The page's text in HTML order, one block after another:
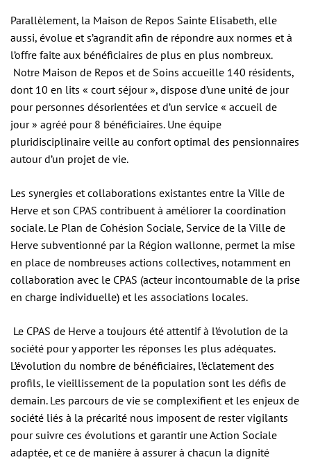
Parallèlement, la Maison de Repos Sainte Elisabeth, elle
aussi, évolue et s’agrandit afin de répondre aux normes et à
l’offre faite aux bénéficiaires de plus en plus nombreux.
Notre Maison de Repos et de Soins accueille 140 résidents,
dont 10 en lits « court séjour », dispose d’une unité de jour
pour personnes désorientées et d’un service « accueil de
jour » agréé pour 8 bénéficiaires. Une équipe
pluridisciplinaire veille au confort optimal des pensionnaires
autour d’un projet de vie.
Les synergies et collaborations existantes entre la Ville de
Herve et son CPAS contribuent à améliorer la coordination
sociale. Le Plan de Cohésion Sociale, Service de la Ville de
Herve subventionné par la Région wallonne, permet la mise
en place de nombreuses actions collectives, notamment en
collaboration avec le CPAS (acteur incontournable de la prise
en charge individuelle) et les associations locales.
Le CPAS de Herve a toujours été attentif à l’évolution de la
société pour y apporter les réponses les plus adéquates.
L’évolution du nombre de bénéficiaires, l’éclatement des
profils, le vieillissement de la population sont les défis de
demain. Les parcours de vie se complexifient et les enjeux de
société liés à la précarité nous imposent de rester vigilants
pour suivre ces évolutions et garantir une Action Sociale
adaptée, et ce de manière à assurer à chacun la dignité